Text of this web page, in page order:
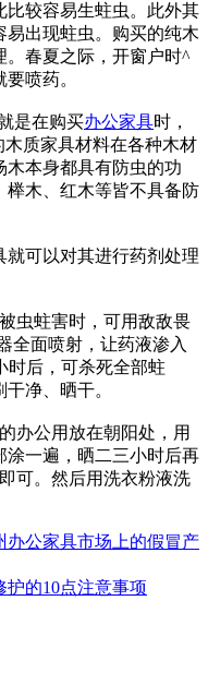
比较容易生蛀虫。此外其
出现蛀虫。购买的纯木
。春夏之际，开窗户时^
喷药。
是在购买办公家具时，
质家具材料在各种木材
本身都具有防虫的功
榉木、红木等皆不具备防
可以对其进行药剂处理
蛀害时，可用敌敌畏
全面喷射，让药液渗入
时后，可杀死全部蛀
净、晒干。
公用放在朝阳处，用
涂一遍，晒二三小时后再
可。然后用洗衣粉液洗
办公家具市场上的假冒产
的10点注意事项